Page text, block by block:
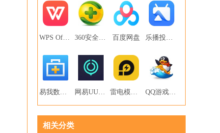
WPS Office 360安全卫士 百度网盘 乐播投屏PC版
易我数据恢复 网易UU网游加速器 雷电模拟器 QQ游戏大厅
相关分类